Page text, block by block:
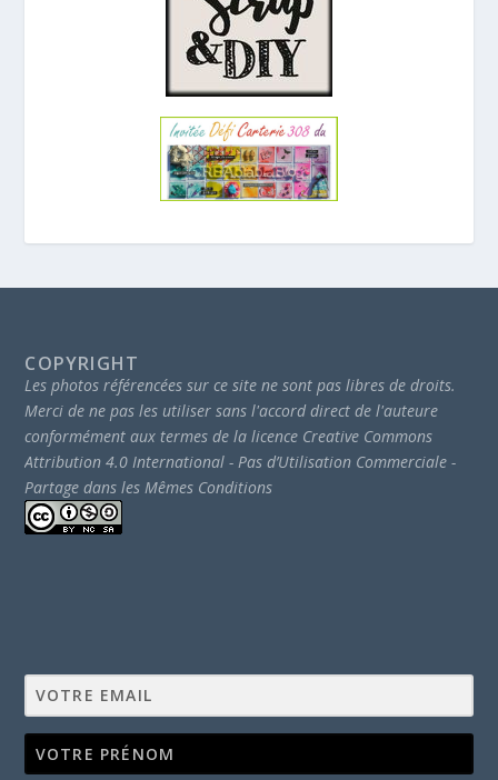
COPYRIGHT
Les photos référencées sur ce site ne sont pas libres de droits.
Merci de ne pas les utiliser sans l'accord direct de l'auteure
conformément aux termes de la licence Creative Commons
Attribution 4.0 International - Pas d’Utilisation Commerciale -
Partage dans les Mêmes Conditions